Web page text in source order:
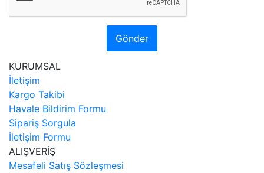
Gönder
KURUMSAL
İletişim
Kargo Takibi
Havale Bildirim Formu
Sipariş Sorgula
İletişim Formu
ALIŞVERİŞ
Mesafeli Satış Sözleşmesi